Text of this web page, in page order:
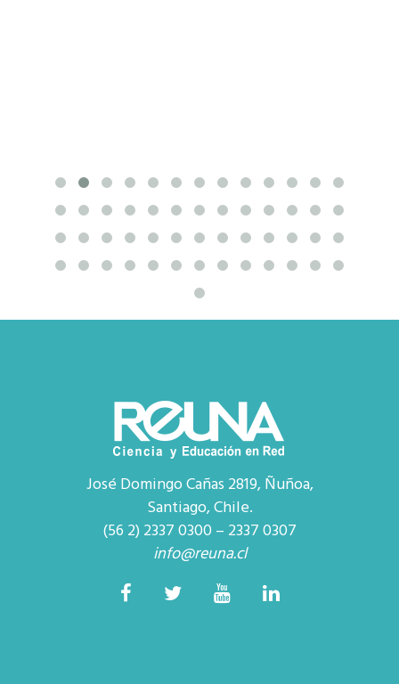
José Domingo Cañas 2819, Ñuñoa,
Santiago, Chile.
(56 2) 2337 0300 – 2337 0307
info@reuna.cl